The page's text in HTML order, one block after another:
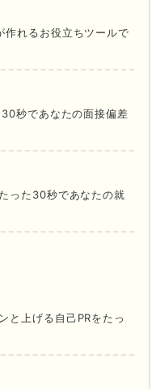
れるお役立ちツールで
秒であなたの面接偏差
った30秒であなたの就
と上げる自己PRをたっ